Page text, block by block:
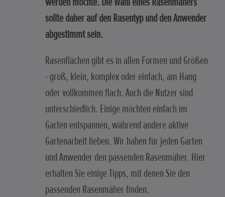
sollte daher auf den Rasentyp und den Anwender
abgestimmt sein.
Rasenflächen gibt es in allen Formen und Größen
- groß, klein, komplex oder einfach, am Hang
oder vollkommen flach. Auch die Nutzer sind
unterschiedlich. Einige möchten einfach im
Garten entspannen, während andere aktive
Gartenarbeit lieben. Wir haben für jeden Garten
und Anwender den passenden Rasenmäher. Hier
erhalten Sie einige Tipps, mit denen Sie den
passenden Rasenmäher finden.